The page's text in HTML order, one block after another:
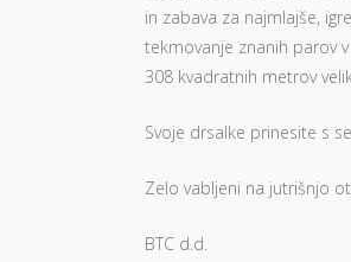
in zabava za najmlajše,
tekmovanje znanih parov
308 kvadratnih metrov
Svoje drsalke prinesite s
Zelo vabljeni na jutrišnjo
BTC d.d.